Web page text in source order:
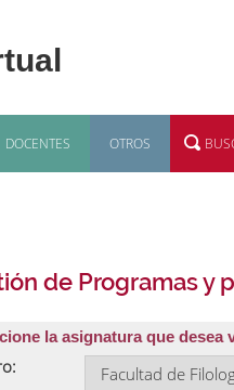
DOCENTES OTROS
de Programas y
la asignatura que desea